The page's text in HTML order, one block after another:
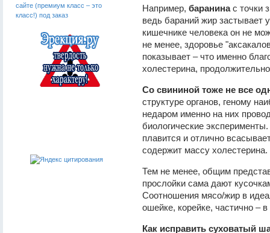
сайте (премиум класс – это
класс!) под заказ
Например, баранинас точки
ведь бараний жир застывает
кишечнике человека он не
не менее, здоровье
показывает – что именно
холестерина,
Со свининой тоже не все
структуре органов, геному
недаром именно на них
биологические
плавится и отлично
содержит массу холестерина.
Тем не менее, общим
прослойки сама дают
Соотношения мясо/жир в
ошейке, корейке, частично – в
Как исправить суховатый